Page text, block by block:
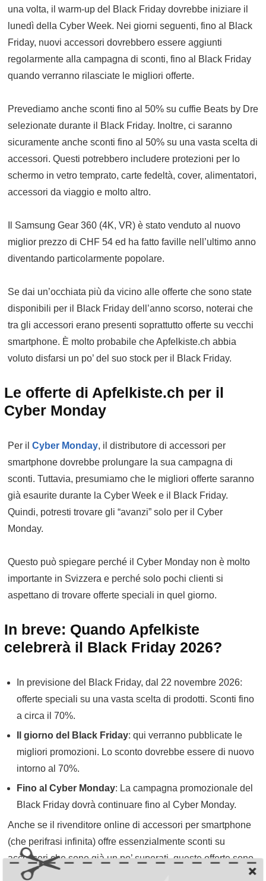
una volta, il warm-up del Black Friday dovrebbe iniziare il
lunedì della Cyber Week. Nei giorni seguenti, fino al Black
Friday, nuovi accessori dovrebbero essere aggiunti
regolarmente alla campagna di sconti, fino al Black Friday
quando verranno rilasciate le migliori offerte.
Prevediamo anche sconti fino al 50% su cuffie Beats by Dre
selezionate durante il Black Friday. Inoltre, ci saranno
sicuramente anche sconti fino al 50% su una vasta scelta di
accessori. Questi potrebbero includere protezioni per lo
schermo in vetro temprato, carte fedeltà, cover, alimentatori,
accessori da viaggio e molto altro.
Il Samsung Gear 360 (4K, VR) è stato venduto al nuovo
miglior prezzo di CHF 54 ed ha fatto faville nell’ultimo anno
diventando particolarmente popolare.
Se dai un’occhiata più da vicino alle offerte che sono state
disponibili per il Black Friday dell’anno scorso, noterai che
tra gli accessori erano presenti soprattutto offerte su vecchi
smartphone. È molto probabile che Apfelkiste.ch abbia
voluto disfarsi un po’ del suo stock per il Black Friday.
Le offerte di Apfelkiste.ch per il
Cyber Monday
Per il Cyber Monday, il distributore di accessori per
smartphone dovrebbe prolungare la sua campagna di
sconti. Tuttavia, presumiamo che le migliori offerte saranno
già esaurite durante la Cyber Week e il Black Friday.
Quindi, potresti trovare gli “avanzi” solo per il Cyber
Monday.
Questo può spiegare perché il Cyber Monday non è molto
importante in Svizzera e perché solo pochi clienti si
aspettano di trovare offerte speciali in quel giorno.
In breve: Quando Apfelkiste
celebrerà il Black Friday 2026?
In previsione del Black Friday, dal 22 novembre 2026:
offerte speciali su una vasta scelta di prodotti. Sconti fino
a circa il 70%.
Il giorno del
Black Friday: qui verranno pubblicate le
migliori promozioni. Lo sconto dovrebbe essere di nuovo
intorno al 70%.
Fino al Cyber Monday: La campagna promozionale del
Black Friday dovrà continuare fino al Cyber Monday.
Anche se il rivenditore online di accessori per smartphone
(che perifrasi infinita) offre essenzialmente sconti su
accessori che sono già un po’ superati, queste offerte sono
popolarissime ogni anno. La chiave del successo è la